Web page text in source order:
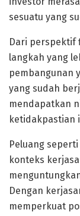
sesuatu yang
Dari perspektif
langkah yang
pembangunan
yang sudah
mendapatkan
ketidakpastian
Peluang
konteks
Dengan
memperkuat